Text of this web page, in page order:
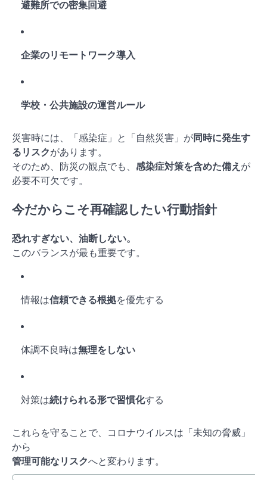
避難所での密集回避
企業のリモートワーク導入
学校・公共施設の運営ルール
災害時には、「感染症」と「自然災害」が同時に発生す
るリスクがあります。
そのため、防災の観点でも、 感染症対策を含めた備え が
必要不可欠です。
今だからこそ再確認したい行動指針
恐れすぎない、油断しない。
このバランスが最も重要です。
情報は信頼できる根拠を優先する
体調不良時は無理をしない
対策は続けられる形で習慣化する
これらを守ることで、コロナウイルスは「未知の脅威」
から
管理可能なリスクへと変わります。